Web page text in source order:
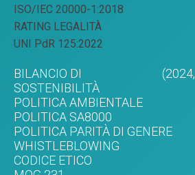
ISO/IEC 20000-1:2018
RATING LEGALITÀ
UNI PdR 125:2022
BILANCIO DI
SOSTENIBILITÀ
(2024,
POLITICA AMBIENTALE
POLITICA SA8000
POLITICA PARITÀ DI GENERE
WHISTLEBLOWING
CODICE ETICO